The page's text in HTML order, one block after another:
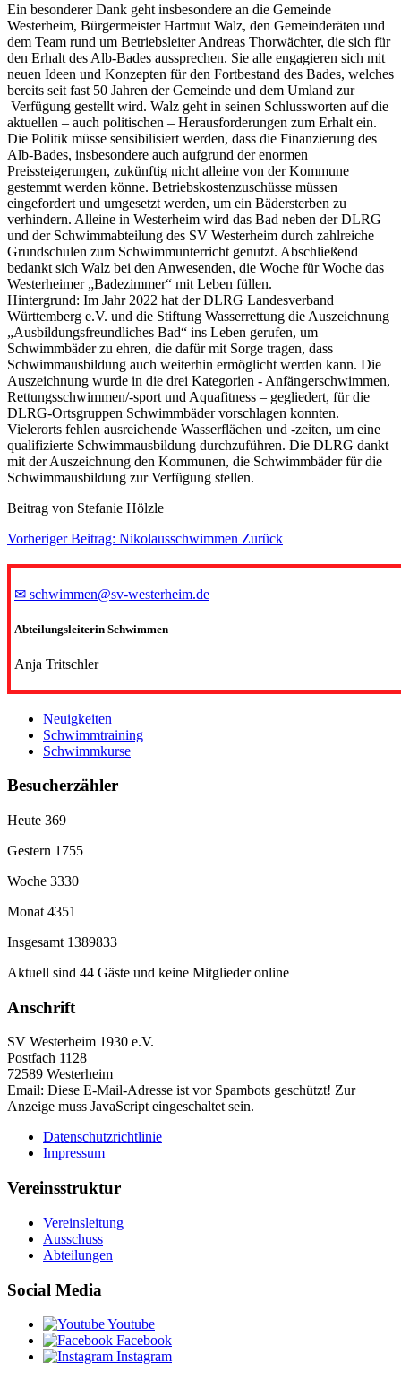
Ein besonderer Dank geht insbesondere an die Gemeinde
Westerheim, Bürgermeister Hartmut Walz, den Gemeinderäten und
dem Team rund um Betriebsleiter Andreas Thorwächter, die sich für
den Erhalt des Alb-Bades aussprechen. Sie alle engagieren sich mit
neuen Ideen und Konzepten für den Fortbestand des Bades, welches
bereits seit fast 50 Jahren der Gemeinde und dem Umland zur
Verfügung gestellt wird. Walz geht in seinen Schlussworten auf die
aktuellen – auch politischen – Herausforderungen zum Erhalt ein.
Die Politik müsse sensibilisiert werden, dass die Finanzierung des
Alb-Bades, insbesondere auch aufgrund der enormen
Preissteigerungen, zukünftig nicht alleine von der Kommune
gestemmt werden könne. Betriebskostenzuschüsse müssen
eingefordert und umgesetzt werden, um ein Bädersterben zu
verhindern. Alleine in Westerheim wird das Bad neben der DLRG
und der Schwimmabteilung des SV Westerheim durch zahlreiche
Grundschulen zum Schwimmunterricht genutzt. Abschließend
bedankt sich Walz bei den Anwesenden, die Woche für Woche das
Westerheimer „Badezimmer“ mit Leben füllen.
Hintergrund: Im Jahr 2022 hat der DLRG Landesverband
Württemberg e.V. und die Stiftung Wasserrettung die Auszeichnung
„Ausbildungsfreundliches Bad“ ins Leben gerufen, um
Schwimmbäder zu ehren, die dafür mit Sorge tragen, dass
Schwimmausbildung auch weiterhin ermöglicht werden kann. Die
Auszeichnung wurde in die drei Kategorien - Anfängerschwimmen,
Rettungsschwimmen/-sport und Aquafitness – gegliedert, für die
DLRG-Ortsgruppen Schwimmbäder vorschlagen konnten.
Vielerorts fehlen ausreichende Wasserflächen und -zeiten, um eine
qualifizierte Schwimmausbildung durchzuführen. Die DLRG dankt
mit der Auszeichnung den Kommunen, die Schwimmbäder für die
Schwimmausbildung zur Verfügung stellen.
Beitrag von Stefanie Hölzle
Vorheriger Beitrag: Nikolausschwimmen Zurück
✉ schwimmen@sv-westerheim.de
Abteilungsleiterin Schwimmen
Anja Tritschler
Neuigkeiten
Schwimmtraining
Schwimmkurse
Besucherzähler
Heute 369
Gestern 1755
Woche 3330
Monat 4351
Insgesamt 1389833
Aktuell sind 44 Gäste und keine Mitglieder online
Anschrift
SV Westerheim 1930 e.V.
Postfach 1128
72589 Westerheim
Email: Diese E-Mail-Adresse ist vor Spambots geschützt! Zur
Anzeige muss JavaScript eingeschaltet sein.
Datenschutzrichtlinie
Impressum
Vereinsstruktur
Vereinsleitung
Ausschuss
Abteilungen
Social Media
Youtube
Facebook
Instagram